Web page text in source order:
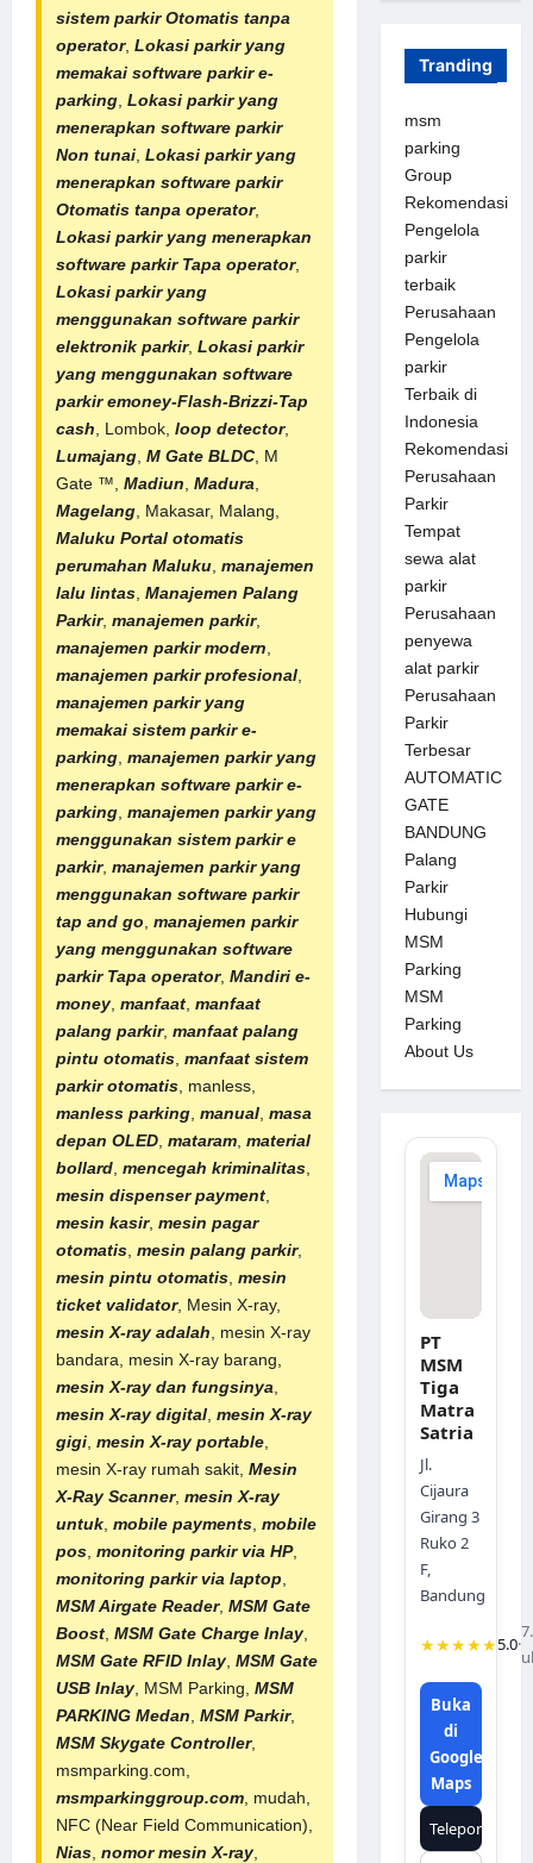
sistem parkir Otomatis tanpa
operator, Lokasi parkir yang
memakai software parkir e-
parking Lokasi parkir yang
menerapkan software parkir
Non tunai Lokasi parkir yang
menerapkan software parkir
Otomatis tanpa operator,
Lokasi parkir yang menerapkan
software parkir Tapa operator,
Lokasi parkir yang
menggunakan software parkir
elektronik parkir, Lokasi parkir
yang menggunakan software
parkir emoney-Flash-Brizzi-Tap
cash , Lombok, loop detector,
Lumajang M Gate BLDC , M
Gate ™, Madiun Madura
Magelang , Makasar, Malang,
Maluku Portal otomatis
perumahan Maluku manajemen
lalu lintas Manajemen Palang
Parkir, manajemen parkir,
manajemen parkir modern
manajemen parkir profesional
manajemen parkir yang
memakai sistem parkir e-
parking manajemen parkir yang
menerapkan software parkir e-
parking manajemen parkir yang
menggunakan sistem parkir e
parkir, manajemen parkir yang
menggunakan software parkir
tap and go manajemen parkir
yang menggunakan software
parkir Tapa operator, Mandiri e-
money manfaat manfaat
palang parkir, manfaat palang
pintu otomatis manfaat sistem
parkir otomatis , manless,
manless parking manual masa
depan OLED mataram material
bollard mencegah kriminalitas
mesin dispenser payment
mesin kasir, mesin pagar
otomatis mesin palang parkir,
mesin pintu otomatis mesin
ticket validator, Mesin X-ray,
mesin X-ray adalah , mesin X-ray
bandara, mesin X-ray barang,
mesin X-ray dan fungsinya
mesin X-ray digital mesin X-ray
gigi mesin X-ray portable
mesin X-ray rumah sakit, Mesin
X-Ray Scanner, mesin X-ray
untuk mobile payments mobile
pos monitoring parkir via HP,
monitoring parkir via laptop
MSM Airgate Reader, MSM Gate
Boost MSM Gate Charge Inlay
MSM Gate RFID Inlay MSM Gate
USB Inlay MSM Parking MSM
PARKING Medan MSM Parkir,
MSM Skygate Controller,
msmparking.com,
msmparkinggroup.com , mudah,
NFC (Near Field Communication),
Nias nomor mesin X-ray
Tranding
msm
parking
Group
Rekomendasi
Pengelola
parkir
terbaik
Perusahaan
Pengelola
parkir
Terbaik di
Indonesia
Rekomendasi
Perusahaan
Parkir
Tempat
sewa alat
parkir
Perusahaan
penyewa
alat parkir
Perusahaan
Parkir
Terbesar
AUTOMATIC
GATE
BANDUNG
Palang
Parkir
Hubungi
MSM
Parking
MSM
Parking
About Us
PT
MSM
Tiga
Matra
Satria
Jl.
Cijaura
Girang 3
Ruko 2
F,
Bandung
★★★★★5.0·
Buka
di
Google
Maps
Telepon